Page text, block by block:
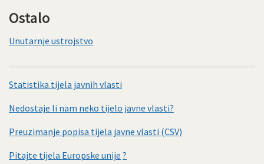
Ostalo
Unutarnje ustrojstvo
Statistika tijela javnih vlasti
Nedostaje li nam neko tijelo javne vlasti?
Preuzimanje popisa tijela javne vlasti (CSV)
Pitajte tijela Europske unije ?